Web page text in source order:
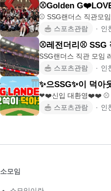
⚾️Golden
스포츠관람
∙ 인
⚾️레전더리⚾️ SSG
스포츠관람
∙ 인
✨으SSG✨이 덕아
❤❤️️
스포츠관람
∙ 인
소모임